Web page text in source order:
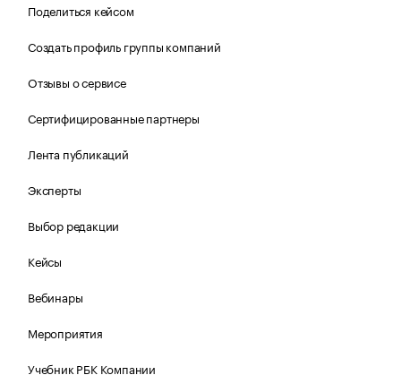
Поделиться кейсом
Создать профиль группы компаний
Отзывы о сервисе
Сертифицированные партнеры
Лента публикаций
Эксперты
Выбор редакции
Кейсы
Вебинары
Мероприятия
Учебник РБК Компании